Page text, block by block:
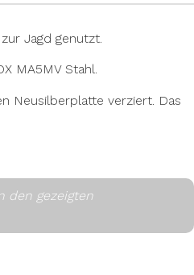
Jagd genutzt.
MA5MV Stahl.
Neusilberplatte verziert. Das
den gezeigten